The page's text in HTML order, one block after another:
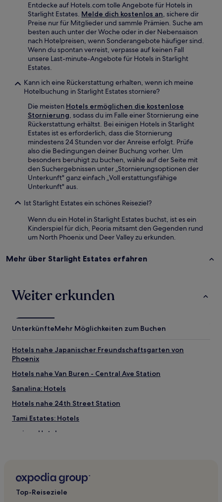
Entdecke auf Hotels.com tolle Angebote für Hotels in
Starlight Estates. Melde dich kostenlos an, sichere dir
Preise nur für Mitglieder und sammle Prämien. Suche am
besten auch unter der Woche oder in der Nebensaison
nach Hotelpreisen, wenn Sonderangebote häufiger sind.
Wenn du spontan verreist, verpasse auf keinen Fall
unsere Last-minute-Angebote für Hotels in Starlight
Estates.
Kann ich eine Rückerstattung erhalten, wenn ich meine
Hotelbuchung in Starlight Estates storniere?
Die meisten Hotels ermöglichen die kostenlose
Stornierung, sodass du im Falle einer Stornierung eine
Rückerstattung erhältst. Bei einigen Hotels in Starlight
Estates ist es erforderlich, dass die Stornierung
mindestens 24 Stunden vor der Anreise erfolgt. Prüfe
also die Bedingungen deiner Buchung vorher. Um
besonders beruhigt zu buchen, wähle auf der Seite mit
den Suchergebnissen unter „Stornierungsoptionen der
Unterkunft" ganz einfach „Voll erstattungsfähige
Unterkunft" aus.
Ist Starlight Estates ein schönes Reiseziel?
Wenn du ein Hotel in Starlight Estates buchst, ist es ein
Kinderspiel für dich, Peoria mitsamt den Gegenden rund
um North Phoenix und Deer Valley zu erkunden.
Mehr über Starlight Estates erfahren
Weiter erkunden
UnterkünfteMehr Möglichkeiten zum Buchen
Hotels nahe Japanischer Freundschaftsgarten von
Phoenix
Hotels nahe Van Buren - Central Ave Station
Sanalina: Hotels
Hotels nahe 24th Street Station
Tami Estates: Hotels
Larissa: Hotels
Phoenix Hotels
City Lights: Hotels
Top-Reiseziele